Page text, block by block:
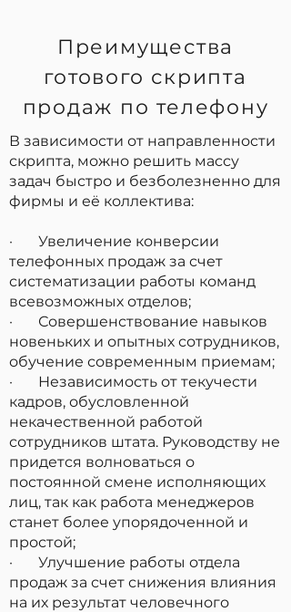
Преимущества
готового скрипта
продаж по телефону
В зависимости от направленности
скрипта, можно решить массу
задач быстро и безболезненно для
фирмы и её коллектива:
· Увеличение конверсии
телефонных продаж за счет
систематизации работы команд
всевозможных отделов;
· Совершенствование навыков
новеньких и опытных сотрудников,
обучение современным приемам;
· Независимость от текучести
кадров, обусловленной
некачественной работой
сотрудников штата. Руководству не
придется волноваться о
постоянной смене исполняющих
лиц, так как работа менеджеров
станет более упорядоченной и
простой;
· Улучшение работы отдела
продаж за счет снижения влияния
на их результат человечного